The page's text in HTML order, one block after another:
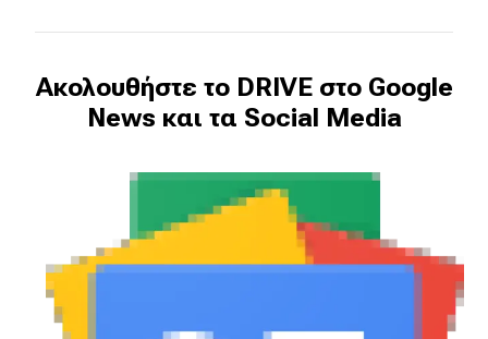
Ακολουθήστε το DRIVE στο Google
News και τα Social Media